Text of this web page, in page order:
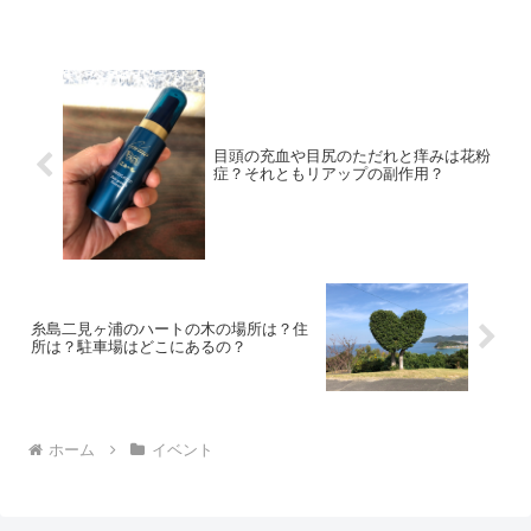
目頭の充血や目尻のただれと痒みは花粉
症？それともリアップの副作用？
糸島二見ヶ浦のハートの木の場所は？住
所は？駐車場はどこにあるの？
ホーム イベント